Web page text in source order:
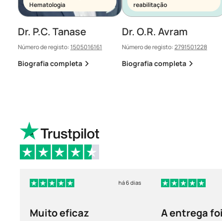
Hematologia
Dr. P.C. Tanase
Número de registo:1505016161
Biografia completa
reabilitação
Dr. O.R. Avram
Número de registo:2791501228
Biografia completa
há 6 dias
Muito eficaz
A entrega